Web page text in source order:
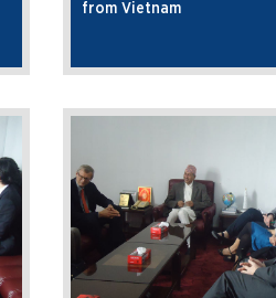
from Vietnam